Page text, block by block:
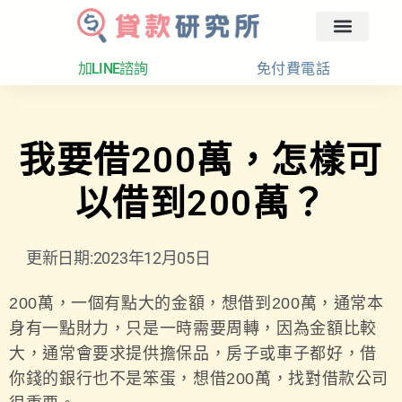
加LINE諮詢 免付費電話
我要借200萬，怎樣可
以借到200萬？
更新日期:2023年12月05日
200萬，一個有點大的金額，想借到200萬，通常本
身有一點財力，只是一時需要周轉，因為金額比較
大，通常會要求提供擔保品，房子或車子都好，借
你錢的銀行也不是笨蛋，想借200萬，找對借款公司